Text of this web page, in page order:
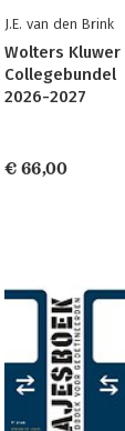
J.E. van den Brink
Wolters Kluwer
Collegebundel
2026-2027
€ 66,00